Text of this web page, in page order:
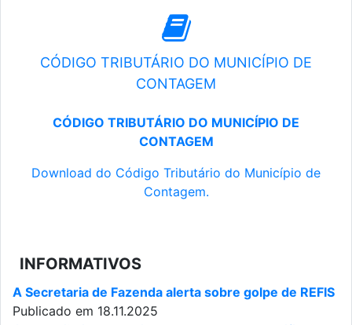
CÓDIGO TRIBUTÁRIO DO MUNICÍPIO DE
CONTAGEM
CÓDIGO TRIBUTÁRIO DO MUNICÍPIO DE
CONTAGEM
Download do Código Tributário do Município de
Contagem.
INFORMATIVOS
A Secretaria de Fazenda alerta sobre golpe de REFIS
Publicado em 18.11.2025